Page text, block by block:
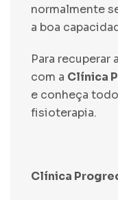
normalmente
a boa
Para recuperar
com a Clínica
e conheça
fisioterapia.
Clínica